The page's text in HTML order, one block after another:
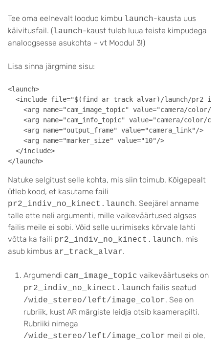
Tee oma eelnevalt loodud kimbu launch-kausta uus
käivitusfail. (launch-kaust tuleb luua teiste kimpudega
analoogsesse asukohta – vt Moodul 3!)
Lisa sinna järgmine sisu:
<launch>
<include file="$(find ar_track_alvar)/launch/
<arg name="cam_image_topic" value="camera/color/
<arg name="cam_info_topic" value="camera/color/
    <arg name="output_frame" value="camera_link"/>
    <arg name="marker_size" value="10"/>
  </include>
</launch>
Natuke selgitust selle kohta, mis siin toimub. Kõigepealt
ütleb kood, et kasutame faili
pr2_indiv_no_kinect.launch. Seejärel anname
talle ette neli argumenti, mille vaikeväärtused algses
failis meile ei sobi. Võid selle uurimiseks kõrvale lahti
võtta ka faili pr2_indiv_no_kinect.launch, mis
asub kimbus ar_track_alvar.
Argumendi cam_image_topic vaikeväärtuseks on
pr2_indiv_no_kinect.launch failis seatud
/wide_stereo/left/image_color. See on
rubriik, kust AR märgiste leidja otsib kaamerapilti.
Rubriiki nimega
/wide_stereo/left/image_color meil ei ole,